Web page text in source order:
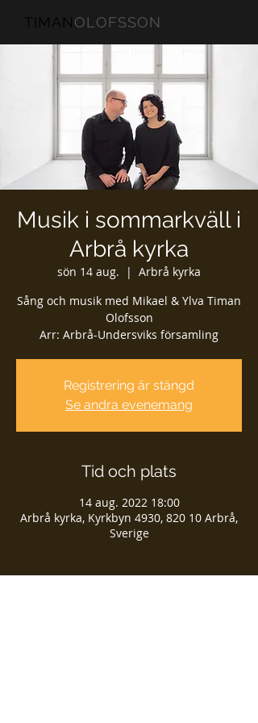
TIMANOLOFSSON
Musik i sommarkväll i
Arbrå kyrka
sön 14 aug.
  |
Arbrå kyrka
Sång och musik med Mikael & Ylva Timan
Olofsson
Arr: Arbrå-Undersviks församling
Registrering är stängd
Se andra evenemang
Tid och plats
14 aug. 2022 18:00
Arbrå kyrka, Kyrkbyn 4930, 820 10 Arbrå,
Sverige